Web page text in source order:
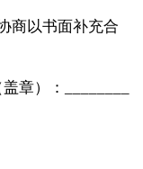
商以书面补充合
章）：________